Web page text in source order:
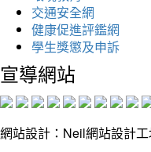
交通安全網
健康促進評鑑網
學生獎懲及申訴
宣導網站
網站設計：Neil網站設計